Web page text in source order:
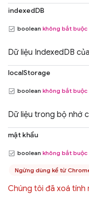
indexedDB
boolean không bắt buộc
Dữ liệu IndexedDB
localStorage
boolean không bắt buộc
Dữ liệu trong bộ nhớ
mật khẩu
boolean không bắt buộc
Ngừng dùng kể từ
Chúng tôi đã xoá tính